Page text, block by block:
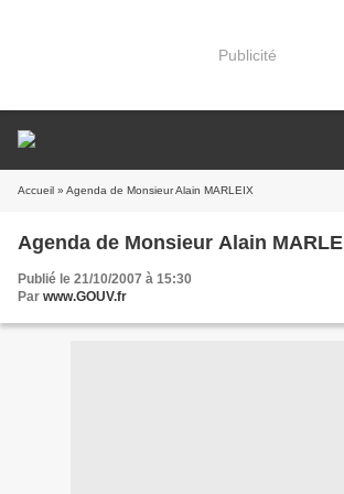
Publicité
Accueil » Agenda de Monsieur Alain MARLEIX
Agenda de Monsieur Alain
Publié le 21/10/2007 à 15:30
Par www.GOUV.fr